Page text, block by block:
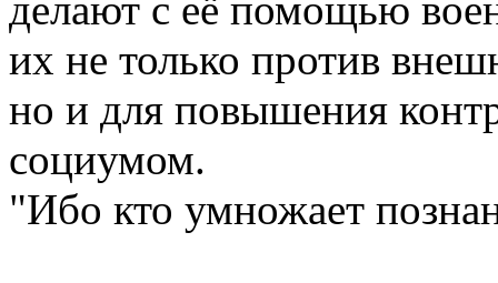
делают с её помощью
их не только против
но и для повышения
социумом.
"Ибо кто умножает